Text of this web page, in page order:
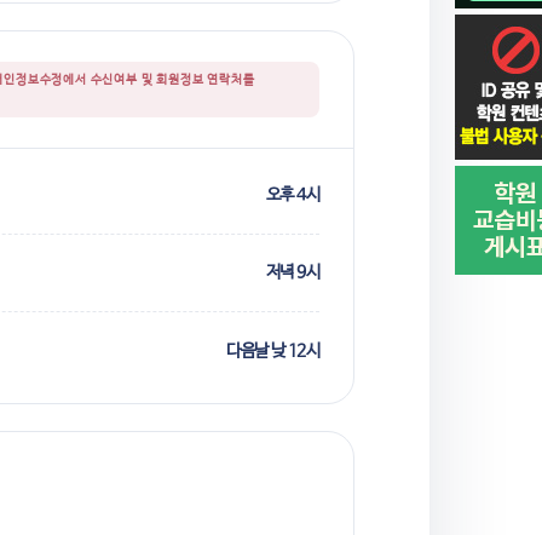
정보수정에서 수신여부 및 회원정보 연락처를
오후 4시
저녁 9시
다음날 낮 12시